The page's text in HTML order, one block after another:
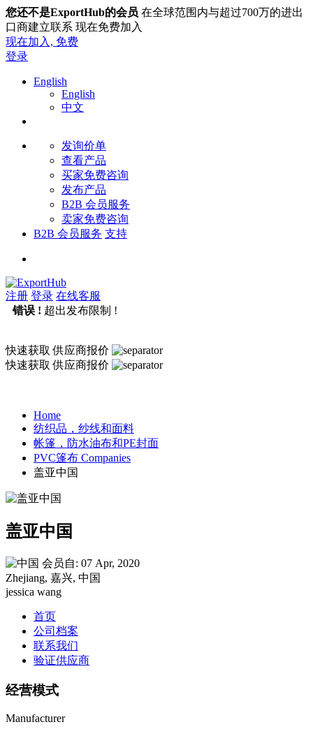
您还不是ExportHub的会员 在全球范围内与超过700万的进出
口商建立联系 现在免费加入
现在加入, 免费
登录
English
English
中文
发询价单
查看产品
买家免费咨询
发布产品
B2B 会员服务
卖家免费咨询
B2B 会员服务 支持
注册 登录 在线客服
错误 ! 超出发布限制 !
快速获取供应商报价
快速获取供应商报价
Home
纺织品，纱线和面料
帐篷，防水油布和PE封面
PVC篷布 Companies
盖亚中国
盖亚中国
会员自: 07 Apr, 2020
Zhejiang, 嘉兴, 中国
jessica wang
首页
公司档案
联系我们
验证供应商
经营模式
Manufacturer